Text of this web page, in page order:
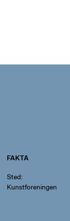
FAKTA
Sted
Kunstforeningen